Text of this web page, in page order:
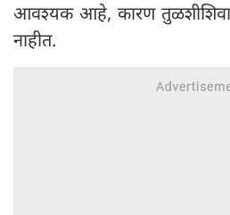
आवश्यक आहे, कारण तुळशीशिवाय
नाहीत.